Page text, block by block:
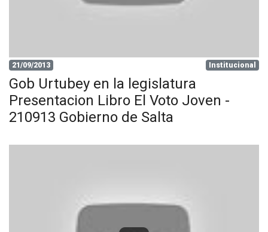
21/09/2013 Institucional
Gob Urtubey en la legislatura
Presentacion Libro El Voto Joven -
210913 Gobierno de Salta